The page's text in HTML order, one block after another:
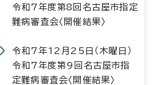
令和7年度第8回名古屋市指定
難病審査会〈開催結果〉
令和7年12月25日（木曜日）
令和7年度第9回名古屋市指
定難病審査会〈開催結果〉